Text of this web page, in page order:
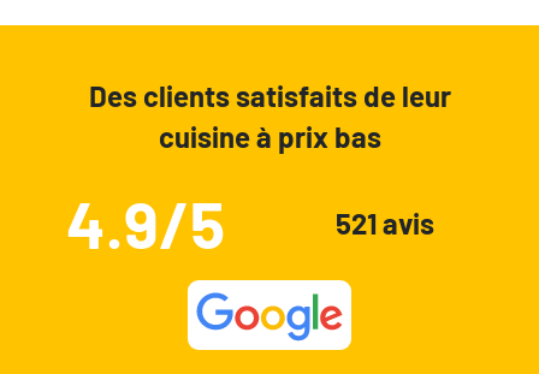
Des clients satisfaits de leur
cuisine à prix bas
4.9/5 521 avis